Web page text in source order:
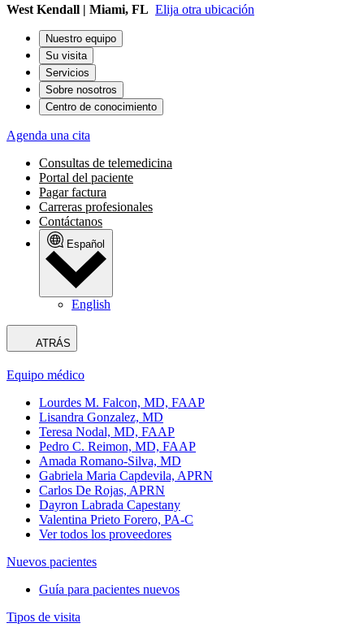
West Kendall | Miami, FL Elija otra ubicación
Nuestro equipo
Su visita
Servicios
Sobre nosotros
Centro de conocimiento
Agenda una cita
Consultas de telemedicina
Portal del paciente
Pagar factura
Carreras profesionales
Contáctanos
Español
English
ATRÁS
Equipo médico
Lourdes M. Falcon, MD, FAAP
Lisandra Gonzalez, MD
Teresa Nodal, MD, FAAP
Pedro C. Reimon, MD, FAAP
Amada Romano-Silva, MD
Gabriela Maria Capdevila, APRN
Carlos De Rojas, APRN
Dayron Labrada Capestany
Valentina Prieto Forero, PA-C
Ver todos los proveedores
Nuevos pacientes
Guía para pacientes nuevos
Tipos de visita